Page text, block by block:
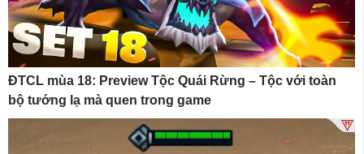
ĐTCL mùa 18: Preview Tộc Quái Rừng – Tộc với toàn
bộ tướng lạ mà quen trong game